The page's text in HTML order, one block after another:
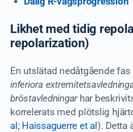
Likhet med tidig
repolarization)
En utslätad nedåtgående fas
inferiora
bröstavledningarhar
korrelerats med plötslig
al; Haissaguerre et al). Detta